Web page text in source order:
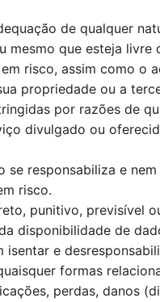
de qualquer
mesmo que esteja livre
risco, assim como o
propriedade ou a
por razões de
divulgado ou
responsabiliza e
risco.
punitivo, previsível
disponibilidade de
e
formas
perdas, danos